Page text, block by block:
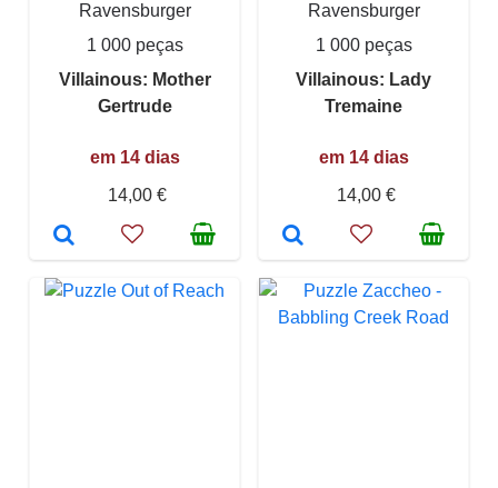
Ravensburger
1 000 peças
Villainous: Mother
Gertrude
em 14 dias
14,00 €
Ravensburger
1 000 peças
Villainous: Lady
Tremaine
em 14 dias
14,00 €